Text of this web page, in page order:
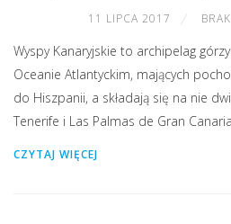
11 LIPCA 2017
Wyspy Kanaryjskie to archipelag
Oceanie Atlantyckim, mających
do Hiszpanii, a składają się na nie
Tenerife i Las Palmas de Gran
CZYTAJ WIĘCEJ